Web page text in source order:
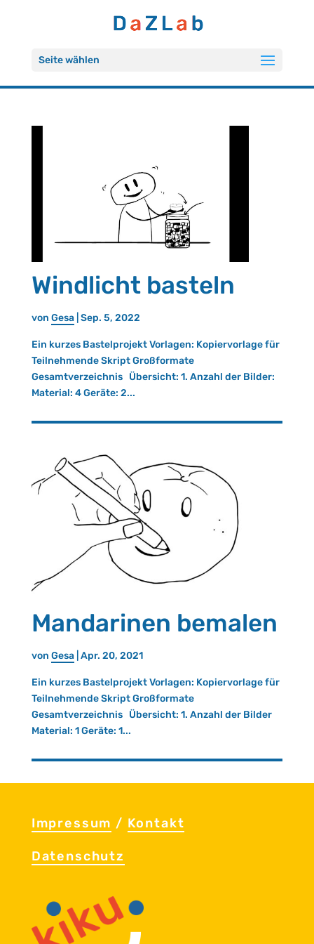
Seite wählen
Windlicht basteln
von Gesa| Sep. 5, 2022
Ein kurzes Bastelprojekt Vorlagen: Kopiervorlage für
Teilnehmende Skript Großformate
Gesamtverzeichnis Übersicht: 1. Anzahl der Bilder:
Material: 4 Geräte: 2...
Mandarinen bemalen
von Gesa| Apr. 20, 2021
Ein kurzes Bastelprojekt Vorlagen: Kopiervorlage für
Teilnehmende Skript Großformate
Gesamtverzeichnis Übersicht: 1. Anzahl der Bilder
Material: 1 Geräte: 1...
Im­pres­sum / Kon­takt
Da­ten­schutz